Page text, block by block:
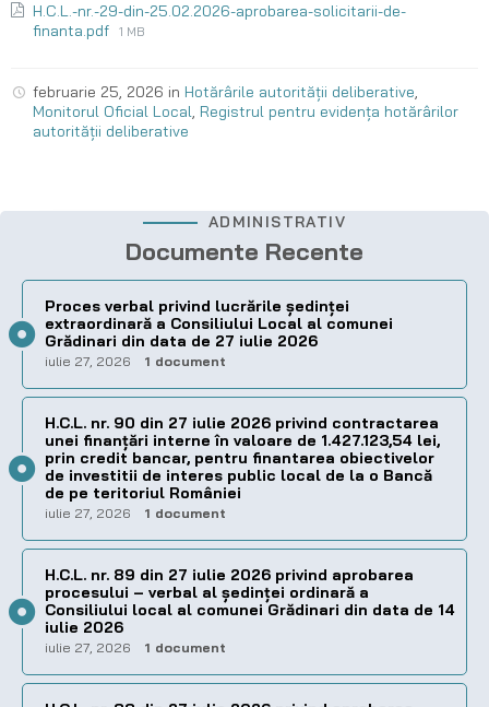
H.C.L.-nr.-29-din-25.02.2026-aprobarea-solicitarii-de-
finanta.pdf
1 MB
februarie 25, 2026 in Hotărârile autorității deliberative,
Monitorul Oficial Local, Registrul pentru evidența hotărârilor
autorității deliberative
ADMINISTRATIV
Documente Recente
Proces verbal privind lucrările ședinței
extraordinară a Consiliului Local al comunei
Grădinari din data de 27 iulie 2026
iulie 27, 2026 1 document
H.C.L. nr. 90 din 27 iulie 2026 privind contractarea
unei finanțări interne în valoare de 1.427.123,54 lei,
prin credit bancar, pentru finantarea obiectivelor
de investitii de interes public local de la o Bancă
de pe teritoriul României
iulie 27, 2026 1 document
H.C.L. nr. 89 din 27 iulie 2026 privind aprobarea
procesului – verbal al şedinţei ordinară a
Consiliului local al comunei Grădinari din data de 14
iulie 2026
iulie 27, 2026 1 document